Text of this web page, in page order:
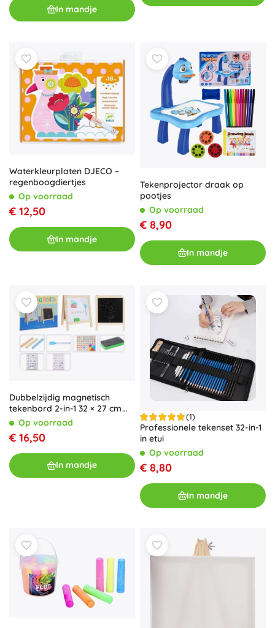
In mandje
Waterkleurplaten DJECO –
regenboogdiertjes
Op voorraad
€ 12,50
In mandje
Tekenprojector draak op
pootjes
Op voorraad
€ 8,90
In mandje
Dubbelzijdig magnetisch
tekenbord 2-in-1 32 × 27 cm
met accessoires
Op voorraad
€ 16,50
In mandje
(1)
Professionele tekenset 32-in-1
in etui
Op voorraad
€ 8,80
In mandje